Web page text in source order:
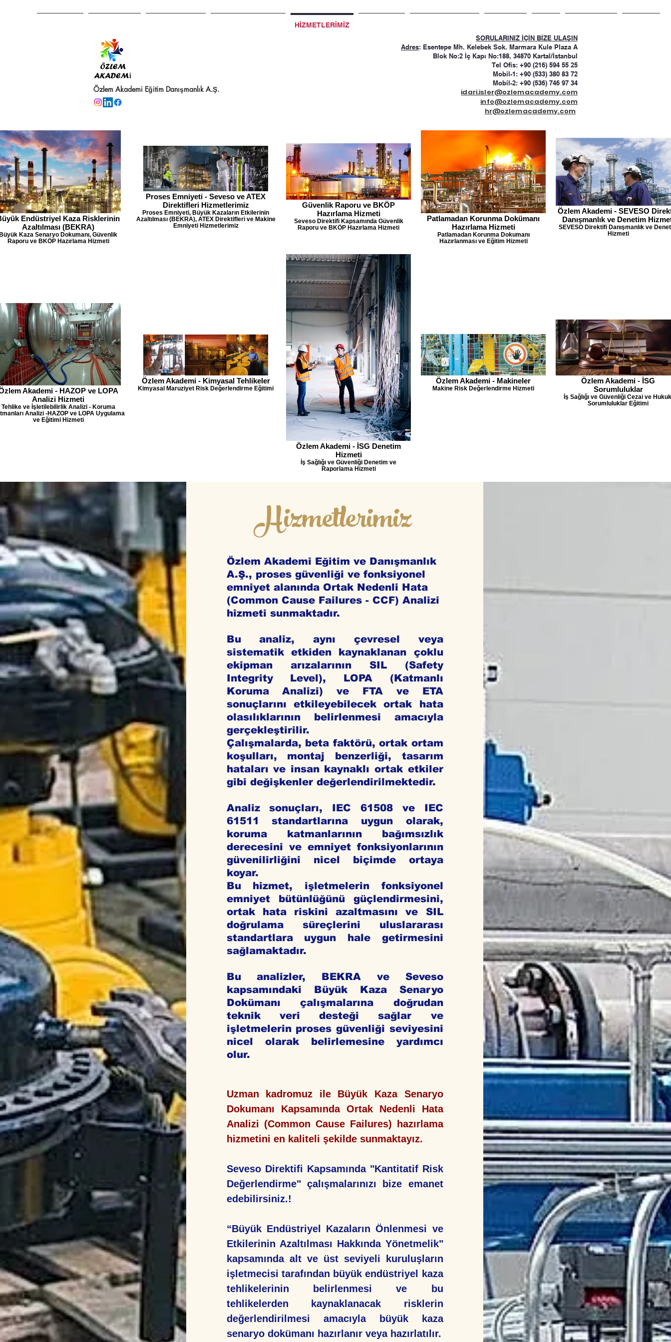
HİZMETLERİMİZ
Özlem Akademi Eğitim Danışmanlık A.Ş.
SORULARINIZ İÇİN BİZE ULAŞIN
Adres: Esentepe Mh. Kelebek Sok. Marmara Kule Plaza A
Blok No:2 İç Kapı No:188, 34870 Kartal/İstanbul
Tel Ofis: +90 (216) 594 55 25
Mobil-1: +90 (533) 380 83 72
Mobil-2: +90 (536) 746 97 34
idari.isler@ozlemacademy.com
info@ozlemacademy.com
hr@ozlemacademy.com
Endüstriyel Kaza Risklerinin
Azaltılması (BEKRA)
Kaza Senaryo Dokumanı, Güvenlik
Raporu ve BKÖP Hazırlama Hizmeti
Proses Emniyeti - Seveso ve ATEX
Direktifleri Hizmetlerimiz
Proses Emniyeti, Büyük Kazaların Etkilerinin
Azaltılması (BEKRA), ATEX Direktifleri ve Makine
Emniyeti Hizmetlerimiz
Güvenlik Raporu ve BKÖP
Hazırlama Hizmeti
Seveso Direktifi Kapsamında Güvenlik
Raporu ve BKÖP Hazırlama Hizmeti
Patlamadan Korunma Dokümanı
Hazırlama Hizmeti
Patlamadan Korunma Dokumanı
Hazırlanması ve Eğitim Hizmeti
Özlem Akademi - SEVESO
Danışmanlık ve Denetim
SEVESO Direktifi Danışmanlık ve
Hizmeti
Akademi - HAZOP ve LOPA
Analizi Hizmeti
Tehlike ve İşletilebilirlik Analizi - Koruma
Analizi -HAZOP ve LOPA Uygulama
ve Eğitimi Hizmeti
Özlem Akademi - Kimyasal Tehlikeler
Kimyasal Maruziyet Risk Değerlendirme Eğitimi
Özlem Akademi - İSG Denetim
Hizmeti
İş Sağlığı ve Güvenliği Denetim ve
Raporlama Hizmeti
Özlem Akademi - Makineler
Makine Risk Değerlendirme Hizmeti
Özlem Akademi - İSG
Sorumluluklar
İş Sağlığı ve Güvenliği Cezai ve
Sorumluluklar Eğitimi
Hizmetlerimiz
Özlem Akademi Eğitim ve Danışmanlık
A.Ş., proses güvenliği ve fonksiyonel
emniyet alanında Ortak Nedenli Hata
(Common Cause Failures - CCF) Analizi
hizmeti sunmaktadır.
Bu analiz, aynı çevresel veya
sistematik etkiden kaynaklanan çoklu
ekipman arızalarının SIL (Safety
Integrity Level), LOPA (Katmanlı
Koruma Analizi) ve FTA ve ETA
sonuçlarını etkileyebilecek ortak hata
olasılıklarının belirlenmesi amacıyla
gerçekleştirilir.
Çalışmalarda, beta faktörü, ortak ortam
koşulları, montaj benzerliği, tasarım
hataları ve insan kaynaklı ortak etkiler
gibi değişkenler değerlendirilmektedir.
Analiz sonuçları, IEC 61508 ve IEC
61511 standartlarına uygun olarak,
koruma katmanlarının bağımsızlık
derecesini ve emniyet fonksiyonlarının
güvenilirliğini nicel biçimde ortaya
koyar.
Bu hizmet, işletmelerin fonksiyonel
emniyet bütünlüğünü güçlendirmesini,
ortak hata riskini azaltmasını ve SIL
doğrulama süreçlerini uluslararası
standartlara uygun hale getirmesini
sağlamaktadır.
Bu analizler, BEKRA ve Seveso
kapsamındaki Büyük Kaza Senaryo
Dokümanı çalışmalarına doğrudan
teknik veri desteği sağlar ve
işletmelerin proses güvenliği seviyesini
nicel olarak belirlemesine yardımcı
olur.
Uzman kadromuz ile Büyük Kaza Senaryo
Dokumanı Kapsamında Ortak Nedenli Hata
Analizi (Common Cause Failures) hazırlama
hizmetini en kaliteli şekilde sunmaktayız.
Seveso Direktifi Kapsamında "Kantitatif Risk
Değerlendirme" çalışmalarınızı bize emanet
edebilirsiniz.!
“Büyük Endüstriyel Kazaların Önlenmesi ve
Etkilerinin Azaltılması Hakkında Yönetmelik"
kapsamında alt ve üst seviyeli kuruluşların
işletmecisi tarafından büyük endüstriyel kaza
tehlikelerinin belirlenmesi ve bu
tehlikelerden kaynaklanacak risklerin
değerlendirilmesi amacıyla büyük kaza
senaryo dokümanı hazırlanır veya hazırlatılır.